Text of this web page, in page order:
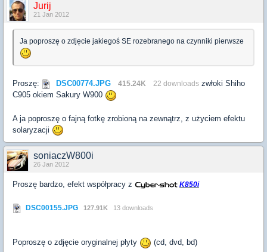
Jurij
21 Jan 2012
Ja poproszę o zdjęcie jakiegoś SE rozebranego na czynniki pierwsze
Proszę: DSC00774.JPG 415.24K 22 downloads zwłoki Shiho
C905 okiem Sakury W900
A ja poproszę o fajną fotkę zrobioną na zewnątrz, z użyciem efektu
solaryzacji
soniaczW800i
26 Jan 2012
Proszę bardzo, efekt współpracy z K850i
DSC00155.JPG 127.91K 13 downloads
Poproszę o zdjęcie oryginalnej płyty (cd, dvd, bd)